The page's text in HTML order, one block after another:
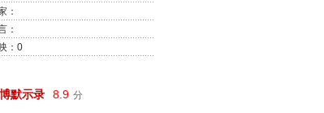
：
：
：0
默示录 8.9 分